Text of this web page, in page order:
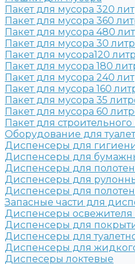
Пакет для мусора 320
Пакет для мусора 360
Пакет для мусора 480
Пакет для мусора 30
Пакет для мусора120
Пакет для мусора 180
Пакет для мусора 240
Пакет для мусора 160
Пакет для мусора 35
Пакет для мусора 60
Пакет для
Оборудование для
Диспенсеры для
Диспенсеры для
Диспенсеры для
Диспенсеры для
Диспенсеры для
Запасные части для
Диспенсеры освежителя
Диспенсеры для
Диспенсеры для
Диспенсеры для
Диспесеры локтевые